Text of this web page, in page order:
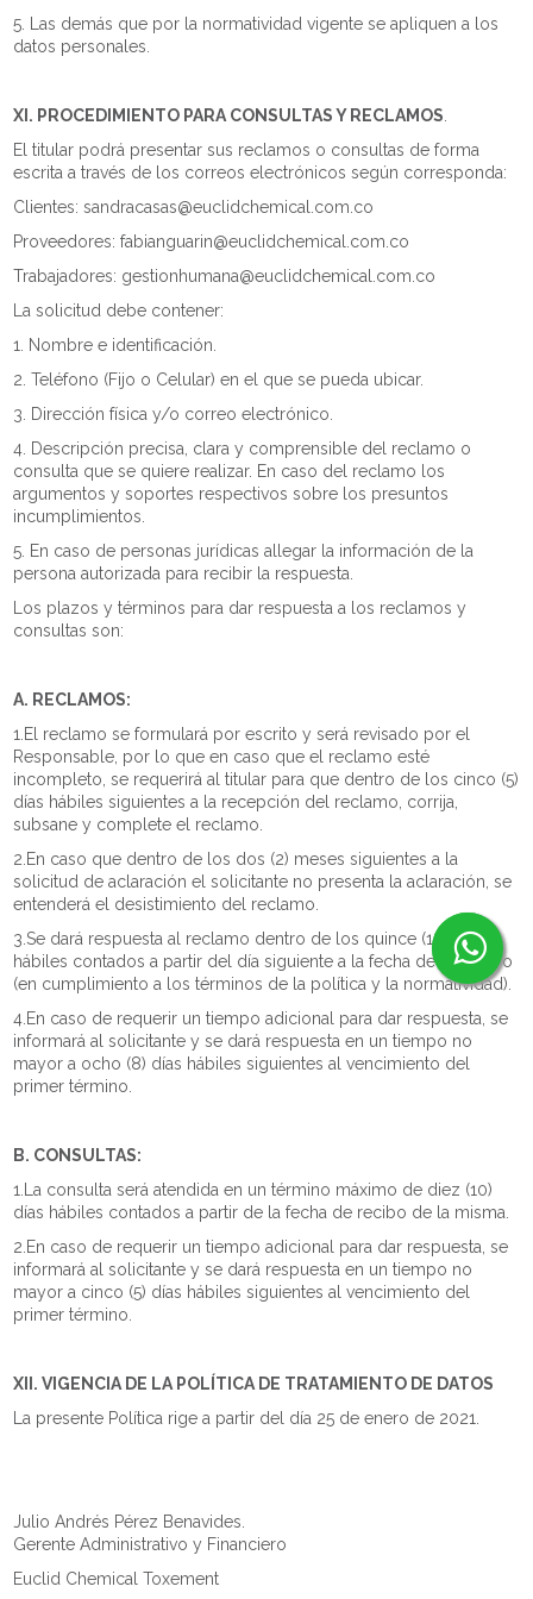
5. Las demás que por la normatividad vigente se apliquen a los
datos personales.
XI. PROCEDIMIENTO PARA CONSULTAS Y RECLAMOS
El titular podrá presentar sus reclamos o consultas de forma
escrita a través de los correos electrónicos según corresponda:
Clientes: sandracasas@euclidchemical.com.co
Proveedores: fabianguarin@euclidchemical.com.co
Trabajadores: gestionhumana@euclidchemical.com.co
La solicitud debe contener:
1. Nombre e identificación.
2. Teléfono (Fijo o Celular) en el que se pueda ubicar.
3. Dirección física y/o correo electrónico.
4. Descripción precisa, clara y comprensible del reclamo o
consulta que se quiere realizar. En caso del reclamo los
argumentos y soportes respectivos sobre los presuntos
incumplimientos.
5. En caso de personas jurídicas allegar la información de la
persona autorizada para recibir la respuesta.
Los plazos y términos para dar respuesta a los reclamos y
consultas son:
A. RECLAMOS:
1.El reclamo se formulará por escrito y será revisado por el
Responsable, por lo que en caso que el reclamo esté
incompleto, se requerirá al titular para que dentro de los cinco (5)
días hábiles siguientes a la recepción del reclamo, corrija,
subsane y complete el reclamo.
2.En caso que dentro de los dos (2) meses siguientes a la
solicitud de aclaración el solicitante no presenta la aclaración, se
entenderá el desistimiento del reclamo.
3.Se dará respuesta al reclamo dentro de los quince (15) días
hábiles contados a partir del día siguiente a la fecha de su recibo
(en cumplimiento a los términos de la política y la normatividad).
4.En caso de requerir un tiempo adicional para dar respuesta, se
informará al solicitante y se dará respuesta en un tiempo no
mayor a ocho (8) días hábiles siguientes al vencimiento del
primer término.
B. CONSULTAS:
1.La consulta será atendida en un término máximo de diez (10)
días hábiles contados a partir de la fecha de recibo de la misma.
2.En caso de requerir un tiempo adicional para dar respuesta, se
informará al solicitante y se dará respuesta en un tiempo no
mayor a cinco (5) días hábiles siguientes al vencimiento del
primer término.
XII. VIGENCIA DE LA POLÍTICA DE TRATAMIENTO DE DATOS
La presente Política rige a partir del día 25 de enero de 2021.
Julio Andrés Pérez Benavides.
Gerente Administrativo y Financiero
Euclid Chemical Toxement